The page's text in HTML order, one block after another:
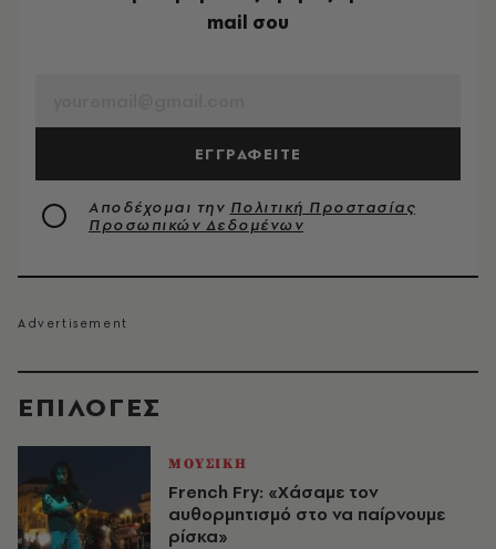
EΠΙΛΟΓΈΣ
ΜΟΥΣΙΚΗ
French Fry: «Χάσαμε τον
αυθορμητισμό στο να παίρνουμε
ρίσκα»
mail σου
ΕΓΓΡΑΦΕΙΤΕ
Αποδέχομαι την Πολιτική Προστασίας
Προσωπικών Δεδομένων